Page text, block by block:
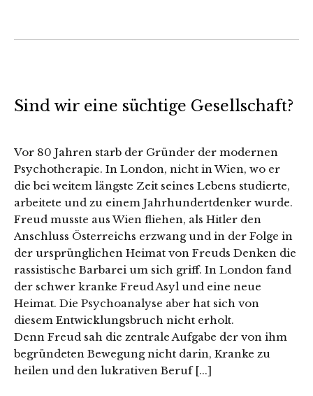
Sind wir eine süchtige Gesellschaft?
Vor 80 Jahren starb der Gründer der modernen
Psychotherapie. In London, nicht in Wien, wo er
die bei weitem längste Zeit seines Lebens studierte,
arbeitete und zu einem Jahrhundertdenker wurde.
Freud musste aus Wien fliehen, als Hitler den
Anschluss Österreichs erzwang und in der Folge in
der ursprünglichen Heimat von Freuds Denken die
rassistische Barbarei um sich griff. In London fand
der schwer kranke Freud Asyl und eine neue
Heimat. Die Psychoanalyse aber hat sich von
diesem Entwicklungsbruch nicht erholt.
Denn Freud sah die zentrale Aufgabe der von ihm
begründeten Bewegung nicht darin, Kranke zu
heilen und den lukrativen Beruf [...]